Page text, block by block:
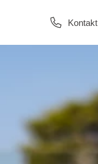
Kontakt